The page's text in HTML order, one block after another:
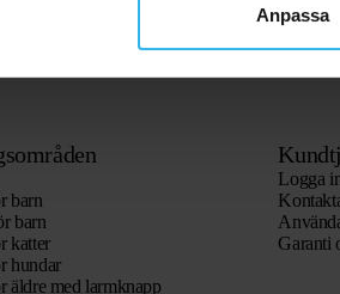
Anpassa
barn
barn
katter
hundar
äldre med larmknapp
Logga
Garanti